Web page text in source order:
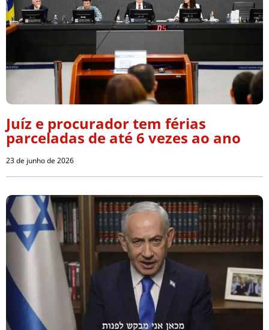
Juíz e procurador tem férias
parceladas de até 6 vezes ao ano
23 de junho de 2026